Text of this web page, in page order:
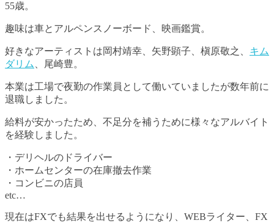
55歳。
趣味は車とアルペンスノーボード、映画鑑賞。
好きなアーティストは岡村靖幸、矢野顕子、槇原敬之、 キム
ダリム
、尾崎豊。
本業は工場で夜勤の作業員として働いていましたが数年前に
退職しました。
給料が安かったため、不足分を補うために様々なアルバイト
を経験しました。
・デリヘルのドライバー
・ホームセンターの在庫撤去作業
・コンビニの店員
etc…
現在はFXでも結果を出せるようになり、WEBライター、FX